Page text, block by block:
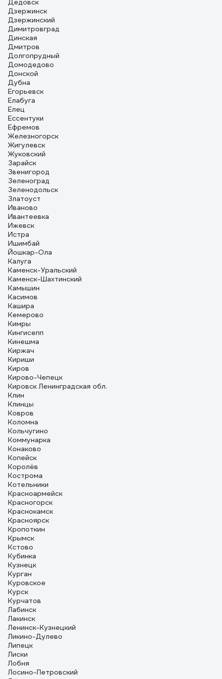
Дедовск
Дзержинск
Дзержинский
Димитровград
Динская
Дмитров
Долгопрудный
Домодедово
Донской
Дубна
Егорьевск
Елабуга
Елец
Ессентуки
Ефремов
Железногорск
Жигулевск
Жуковский
Зарайск
Звенигород
Зеленоград
Зеленодольск
Златоуст
Иваново
Ивантеевка
Ижевск
Истра
Ишимбай
Йошкар-Ола
Калуга
Каменск-Уральский
Каменск-Шахтинский
Камышин
Касимов
Кашира
Кемерово
Кимры
Кингисепп
Кинешма
Киржач
Кириши
Киров
Кирово-Чепецк
Кировск Ленинградская обл.
Клин
Клинцы
Ковров
Коломна
Кольчугино
Коммунарка
Конаково
Копейск
Королёв
Кострома
Котельники
Красноармейск
Красногорск
Краснокамск
Красноярск
Кропоткин
Крымск
Кстово
Кубинка
Кузнецк
Курган
Куровское
Курск
Курчатов
Лабинск
Лакинск
Ленинск-Кузнецкий
Ликино-Дулево
Липецк
Лиски
Лобня
Лосино-Петровский